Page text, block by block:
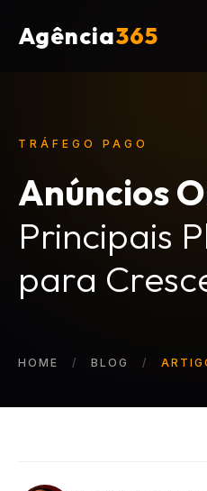
Agência365
TRÁFEGO PAGO
Anúncios
Principais
para
HOME BLOG